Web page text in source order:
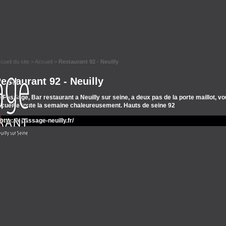
du site > Accueil > Restaurant 92 - Neuilly
92 - Neuilly
PasSage, Bar restaurant a Neuilly sur seine, a deux pas de la porte maillot,
toute la semaine chaleureusement. Hauts de seine 92
http://lepassage-neuilly.fr/